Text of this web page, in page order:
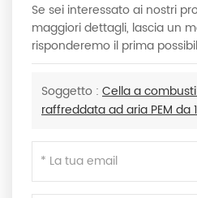
Se sei interessato ai nostri
maggiori dettagli, lascia un
risponderemo il prima
Soggetto : Cella a
raffreddata ad aria PEM da